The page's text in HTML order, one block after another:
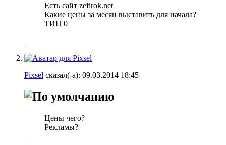
Есть сайт zefirok.net
Какие цены за месяц выставить для начала?
ТИЦ 0
Pixsel сказал(-а): 09.03.2014 18:45
Цены чего?
Рекламы?